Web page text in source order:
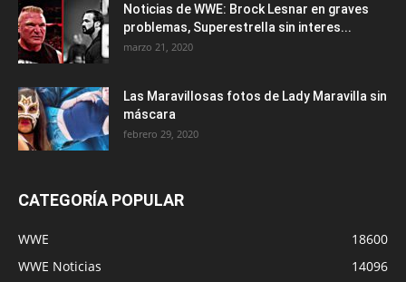
Noticias de WWE: Brock Lesnar en graves
problemas, Superestrella sin interes...
marzo 21, 2020
Las Maravillosas fotos de Lady Maravilla sin
máscara
febrero 29, 2020
CATEGORÍA POPULAR
WWE
18600
WWE Noticias
14096